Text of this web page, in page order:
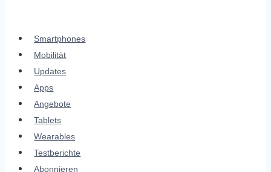
Smartphones
Mobilität
Updates
Apps
Angebote
Tablets
Wearables
Testberichte
Abonnieren